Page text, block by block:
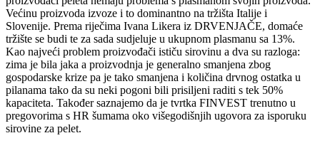
Većinu proizvoda izvoze i to dominantno na tržišta Italije i
Slovenije. Prema riječima Ivana Likera iz DRVENJAČE, domaće
tržište se budi te za sada sudjeluje u ukupnom plasmanu sa 13%.
Kao najveći problem proizvođači ističu sirovinu a dva su razloga:
zima je bila jaka a proizvodnja je generalno smanjena zbog
gospodarske krize pa je tako smanjena i količina drvnog ostatka u
pilanama tako da su neki pogoni bili prisiljeni raditi s tek 50%
kapaciteta. Također saznajemo da je tvrtka FINVEST trenutno u
pregovorima s HR šumama oko višegodišnjih ugovora za isporuku
sirovine za pelet.